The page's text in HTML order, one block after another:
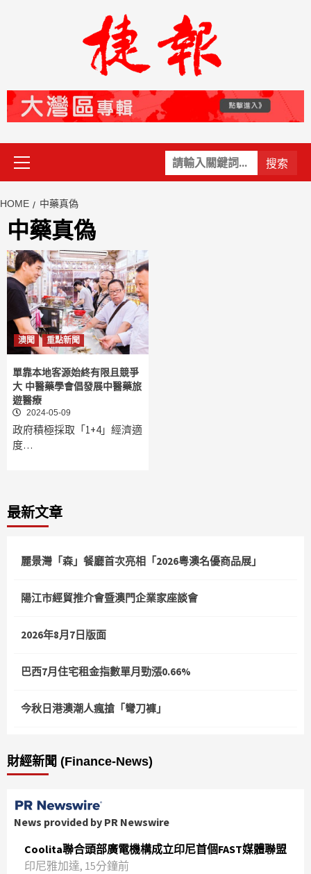
關
鍵
Primary
Menu
HOME 中藥真偽
中藥真偽
澳聞 重點新聞
單靠本地客源始終有限且競爭
大 中醫藥學會倡發展中醫藥旅
遊醫療
2024-05-09
政府積極採取「1+4」經濟適
度…
最新文章
麗景灣「森」餐廳首次亮相「2026粵澳名優商品展」
陽江市經貿推介會暨澳門企業家座談會
2026年8月7日版面
巴西7月住宅租金指數單月勁漲0.66%
今秋日港澳潮人瘋搶「彎刀褲」
財經新聞 (Finance-News)
News provided by PR Newswire
Coolita聯合頭部廣電機構成立印尼首個FAST媒體聯盟
印尼雅加達, 15分鐘前